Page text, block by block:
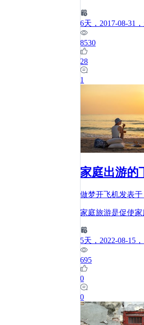
6天 ，2017-08-31
8530
28
1
家庭出游的
做梦开飞机发表于
家庭旅游是促使
5天 ，2022-08-15
695
0
0